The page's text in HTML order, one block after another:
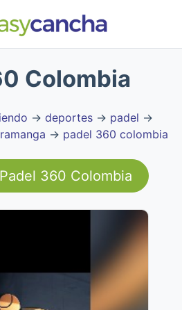
Colombia
→ deportes → padel →
→ padel 360 colombia
Padel 360 Colombia